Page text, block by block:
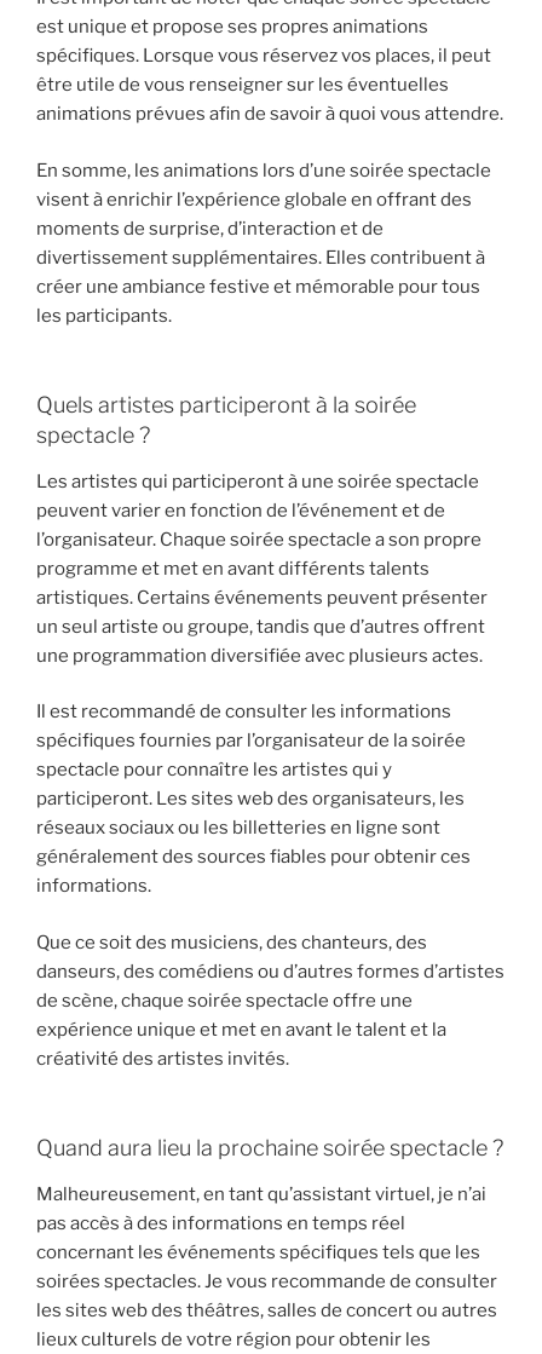
est unique et propose ses propres animations
spécifiques. Lorsque vous réservez vos places, il peut
être utile de vous renseigner sur les éventuelles
animations prévues afin de savoir à quoi vous attendre.
En somme, les animations lors d’une soirée spectacle
visent à enrichir l’expérience globale en offrant des
moments de surprise, d’interaction et de
divertissement supplémentaires. Elles contribuent à
créer une ambiance festive et mémorable pour tous
les participants.
Quels artistes participeront à la soirée
spectacle ?
Les artistes qui participeront à une soirée spectacle
peuvent varier en fonction de l’événement et de
l’organisateur. Chaque soirée spectacle a son propre
programme et met en avant différents talents
artistiques. Certains événements peuvent présenter
un seul artiste ou groupe, tandis que d’autres offrent
une programmation diversifiée avec plusieurs actes.
Il est recommandé de consulter les informations
spécifiques fournies par l’organisateur de la soirée
spectacle pour connaître les artistes qui y
participeront. Les sites web des organisateurs, les
réseaux sociaux ou les billetteries en ligne sont
généralement des sources fiables pour obtenir ces
informations.
Que ce soit des musiciens, des chanteurs, des
danseurs, des comédiens ou d’autres formes d’artistes
de scène, chaque soirée spectacle offre une
expérience unique et met en avant le talent et la
créativité des artistes invités.
Quand aura lieu la prochaine soirée spectacle ?
Malheureusement, en tant qu’assistant virtuel, je n’ai
pas accès à des informations en temps réel
concernant les événements spécifiques tels que les
soirées spectacles. Je vous recommande de consulter
les sites web des théâtres, salles de concert ou autres
lieux culturels de votre région pour obtenir les